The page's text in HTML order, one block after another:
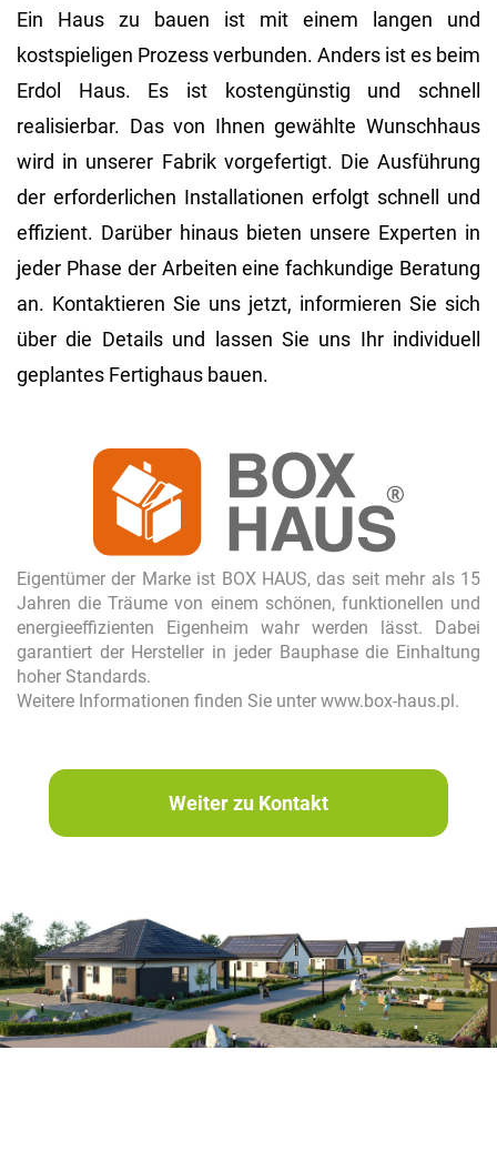
Ein Haus zu bauen ist mit einem langen und
kostspieligen Prozess verbunden. Anders ist es beim
Erdol Haus. Es ist kostengünstig und schnell
realisierbar. Das von Ihnen gewählte Wunschhaus
wird in unserer Fabrik vorgefertigt. Die Ausführung
der erforderlichen Installationen erfolgt schnell und
effizient. Darüber hinaus bieten unsere Experten in
jeder Phase der Arbeiten eine fachkundige Beratung
an. Kontaktieren Sie uns jetzt, informieren Sie sich
über die Details und lassen Sie uns Ihr individuell
geplantes Fertighaus bauen.
Eigentümer der Marke ist BOX HAUS, das seit mehr als 15
Jahren die Träume von einem schönen, funktionellen und
energieeffizienten Eigenheim wahr werden lässt. Dabei
garantiert der Hersteller in jeder Bauphase die Einhaltung
hoher Standards.
Weitere Informationen finden Sie unter www.box-haus.pl.
Weiter zu Kontakt